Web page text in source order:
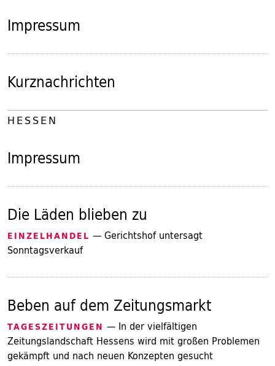
Impressum
Kurznachrichten
HESSEN
Impressum
Die Läden blieben zu
EINZELHANDEL — Gerichtshof untersagt
Sonntagsverkauf
Beben auf dem Zeitungsmarkt
TAGESZEITUNGEN — In der vielfältigen
Zeitungslandschaft Hessens wird mit großen Problemen
gekämpft und nach neuen Konzepten gesucht